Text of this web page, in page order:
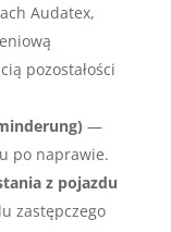
Audatex,
pozostałości
—
po naprawie.
z pojazdu
zastępczego